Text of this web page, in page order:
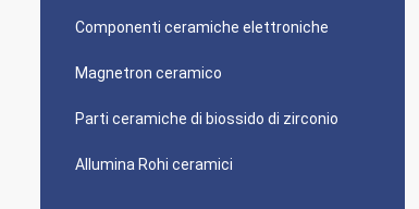
Componenti ceramiche elettroniche
Magnetron ceramico
Parti ceramiche di biossido di zirconio
Allumina Rohi ceramici